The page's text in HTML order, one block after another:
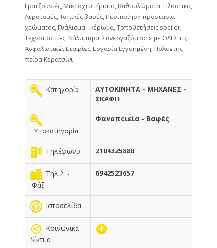
Γρατζουνιές, Μικροχτυπήματα, Βαθουλώματα, Πλαστικά,
Αεροτομές, Τοπικές βαφές, Περιποίηση προστασία
χρώματος, Γυάλισμα - κέρωμα, Τοποθετήσεις spoiler,
Τεχνοτροπίες, Κάλυμπρα, Συνεργαζόμαστε με ΟΛΕΣ τις
Ασφαλιστικές Εταιρίες, Εργασία Εγγυημένη, Πολυετής
πείρα Κερατσίνι
Κατηγορία
ΑΥΤΟΚΙΝΗΤΑ - ΜΗΧΑΝΕΣ -
ΣΚΑΦΗ
Υποκατηγορία
Φανοποιεία - Βαφές
Τηλέφωνο 2104325880
Τηλ.2 -
Φάξ
6942523657
Ιστοσελίδα
Κοινωνικά
δίκτυα